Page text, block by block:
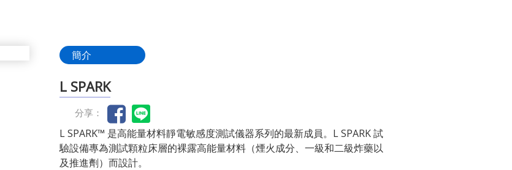
簡介
L SPARK
分享：
L SPARK™ 是高能量材料靜電敏感度測試儀器系列的最新成員。L SPARK 試
驗設備專為測試顆粒床層的裸露高能量材料（煙火成分、一級和二級炸藥以
及推進劑）而設計。